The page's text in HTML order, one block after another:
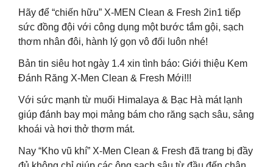
Hãy để “chiến hữu” X-MEN Clean & Fresh 2in1 tiếp
sức đồng đội với công dụng một bước tắm gội, sạch
thơm nhân đôi, hành lý gọn vô đối luôn nhé!
Bản tin siêu hot ngày 1.4 xin tình báo: Giới thiệu Kem
Đánh Răng X-Men Clean & Fresh Mới!!!
Với sức mạnh từ muối Himalaya & Bạc Hà mát lạnh
giúp đánh bay mọi mảng bám cho răng sạch sâu, sảng
khoái và hơi thở thơm mát.
Nay “Kho vũ khí” X-Men Clean & Fresh đã trang bị đầy